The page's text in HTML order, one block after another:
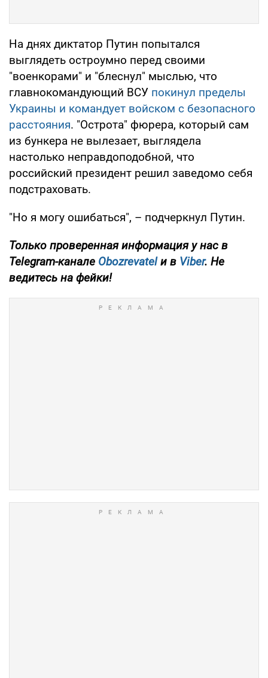
На днях диктатор Путин попытался
выглядеть остроумно перед своими
"военкорами" и "блеснул" мыслью, что
главнокомандующий ВСУ покинул пределы
Украины и командует войском с безопасного
расстояния. "Острота" фюрера, который сам
из бункера не вылезает, выглядела
настолько неправдоподобной, что
российский президент решил заведомо себя
подстраховать.
"Но я могу ошибаться", – подчеркнул Путин.
Только проверенная информация у нас в
Telegram-канале Obozrevatelи в Viber. Не
ведитесь на фейки!